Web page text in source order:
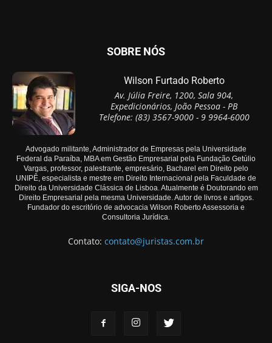
SOBRE NÓS
Wilson Furtado Roberto
Av. Júlia Freire, 1200, Sala 904,
Expedicionários, João Pessoa - PB
Telefone: (83) 3567-9000 - 9 9964-6000
Advogado militante, Administrador de Empresas pela Universidade
Federal da Paraíba, MBA em Gestão Empresarial pela Fundação Getúlio
Vargas, professor, palestrante, empresário, Bacharel em Direito pelo
UNIPÊ, especialista e mestre em Direito Internacional pela Faculdade de
Direito da Universidade Clássica de Lisboa. Atualmente é Doutorando em
Direito Empresarial pela mesma Universidade. Autor de livros e artigos.
Fundador do escritório de advocacia Wilson Roberto Assessoria e
Consultoria Jurídica.
Contato: contato@juristas.com.br
SIGA-NOS